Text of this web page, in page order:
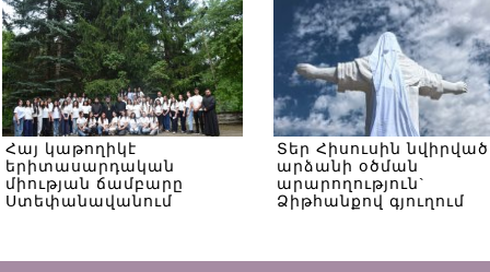
Հայ կաթողիկէ
երիտասարդական
միության ճամբարը
Ստեփանավանում
Տեր Հիսուսին նվիրված
արձանի օծման
արարողություն`
Ձիթհանքով գյուղում